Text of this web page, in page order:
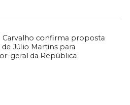
Carvalho confirma proposta
Júlio Martins para
geral da República